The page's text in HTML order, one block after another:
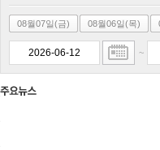
08월07일(금) 08월06일(목)
~